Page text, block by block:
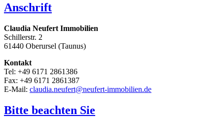
Anschrift
Claudia Neufert Immobilien
Schillerstr. 2
61440 Oberursel (Taunus)
Kontakt
Tel: +49 6171 2861386
Fax: +49 6171 2861387
E-Mail: claudia.neufert@neufert-immobilien.de
Bitte beachten Sie